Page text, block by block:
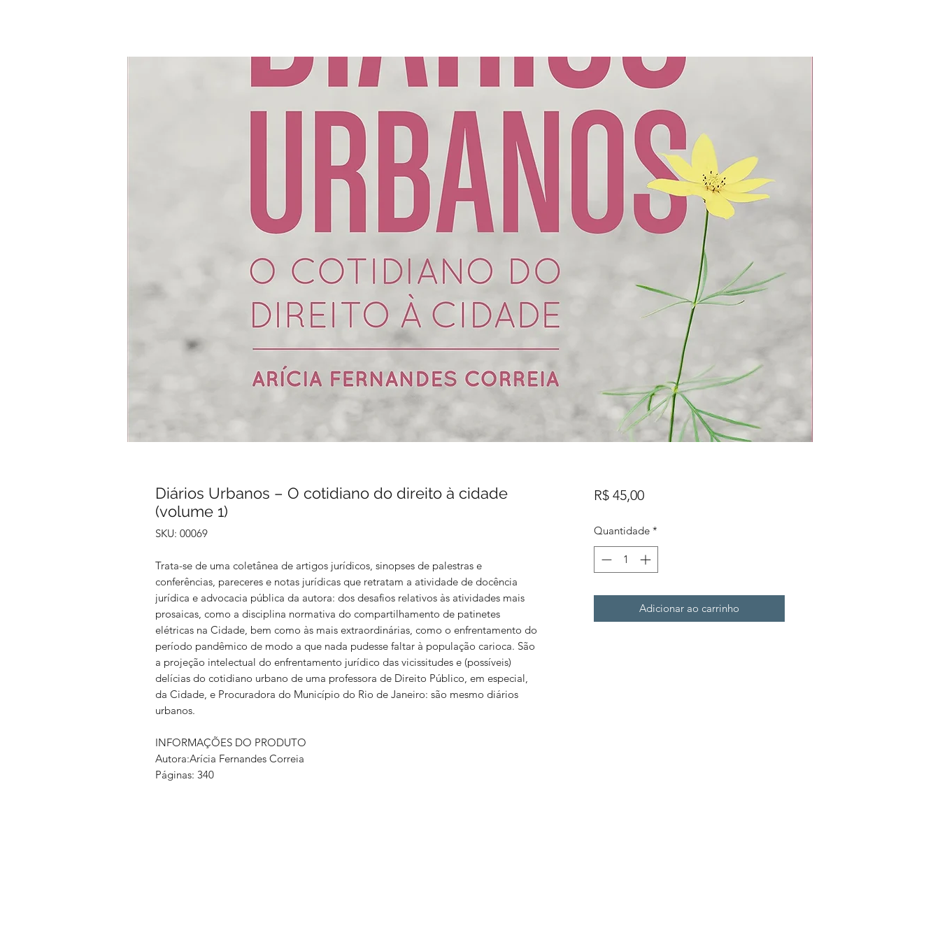
Diários Urbanos – O cotidiano do direito à cidade
(volume 1)
SKU: 00069
Trata-se de uma coletânea de artigos jurídicos, sinopses de palestras e
conferências, pareceres e notas jurídicas que retratam a atividade de docência
jurídica e advocacia pública da autora: dos desafios relativos às atividades mais
prosaicas, como a disciplina normativa do compartilhamento de patinetes
elétricas na Cidade, bem como às mais extraordinárias, como o enfrentamento do
período pandêmico de modo a que nada pudesse faltar à população carioca. São
a projeção intelectual do enfrentamento jurídico das vicissitudes e (possíveis)
delícias do cotidiano urbano de uma professora de Direito Público, em especial,
da Cidade, e Procuradora do Município do Rio de Janeiro: são mesmo diários
urbanos.
INFORMAÇÕES DO PRODUTO
Autora:Arícia Fernandes Correia
Páginas: 340
R$ 45,00Preço
Quantidade *
Adicionar ao carrinho